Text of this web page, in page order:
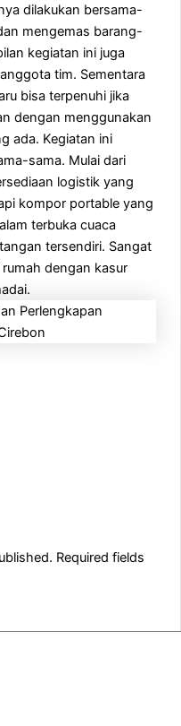
dilakukan bersama-
mengemas barang-
kegiatan ini juga
tim. Sementara
bisa terpenuhi jika
dengan menggunakan
ada. Kegiatan ini
sama. Mulai dari
logistik yang
kompor portable yang
terbuka cuaca
tersendiri. Sangat
dengan kasur
Required fields